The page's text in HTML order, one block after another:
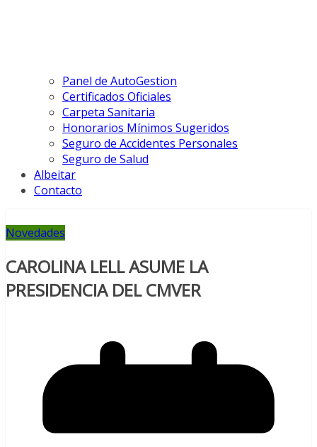
Panel de AutoGestion
Certificados Oficiales
Carpeta Sanitaria
Honorarios Mínimos Sugeridos
Seguro de Accidentes Personales
Seguro de Salud
Albeitar
Contacto
Novedades
CAROLINA LELL ASUME LA
PRESIDENCIA DEL CMVER